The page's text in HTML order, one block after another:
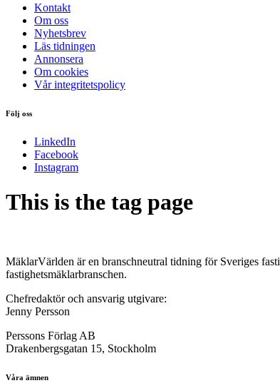
Kontakt
Om oss
Nyhetsbrev
Läs tidningen
Annonsera
Om cookies
Vår integritetspolicy
Följ oss
LinkedIn
Facebook
Instagram
This is the tag page
MäklarVärlden är en branschneutral tidning för Sveriges
fastighetsmäklarbranschen.
Chefredaktör och ansvarig utgivare:
Jenny Persson
Perssons Förlag AB
Drakenbergsgatan 15, Stockholm
Våra ämnen